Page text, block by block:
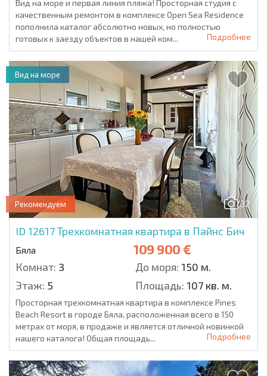
Вид на море и первая линия пляжа! Просторная студия с
качественным ремонтом в комплексе Open Sea Residence
пополнила каталог абсолютно новых, но полностью
готовых к заезду объектов в нашей ком...
Подробнее
32
Рекомендуем
ID 12617Трехкомнатная квартира в Пайнс Бич
Бяла 109 900 €
Комнат: 3 До моря: 150 м.
Этаж: 5 Площадь: 107 кв. м.
Вид на море
Просторная трехкомнатная квартира в комплексе Pines
Beach Resort в городе Бяла, расположенная всего в 150
метрах от моря, в продаже и является отличной новинкой
нашего каталога! Общая площадь...
Подробнее